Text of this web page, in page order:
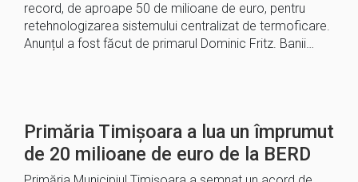
record, de aproape 50 de milioane de euro, pentru
retehnologizarea sistemului centralizat de termoficare.
Anunțul a fost făcut de primarul Dominic Fritz. Banii…
Primăria Timișoara a lua un împrumut
de 20 milioane de euro de la BERD